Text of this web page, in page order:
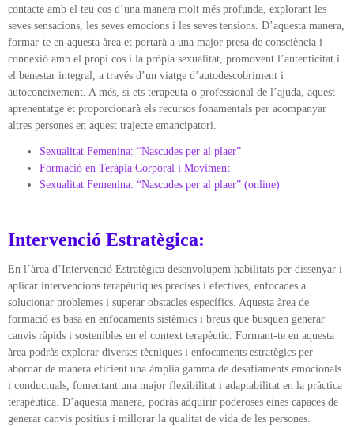
contacte amb el teu cos d’una manera molt més profunda, explorant les
seves sensacions, les seves emocions i les seves tensions. D’aquesta manera,
formar-te en aquesta àrea et portarà a una major presa de consciència i
connexió amb el propi cos i la pròpia sexualitat, promovent l’autenticitat i
el benestar integral, a través d’un viatge d’autodescobriment i
autoconeixement. A més, si ets terapeuta o professional de l’ajuda, aquest
aprenentatge et proporcionarà els recursos fonamentals per acompanyar
altres persones en aquest trajecte emancipatori.
Sexualitat Femenina: “Nascudes per al plaer”
Formació en Teràpia Corporal i Moviment
Sexualitat Femenina: “Nascudes per al plaer” (online)
Intervenció Estratègica:
En l’àrea d’Intervenció Estratègica desenvolupem habilitats per dissenyar i
aplicar intervencions terapèutiques precises i efectives, enfocades a
solucionar problemes i superar obstacles específics. Aquesta àrea de
formació es basa en enfocaments sistèmics i breus que busquen generar
canvis ràpids i sostenibles en el context terapèutic. Formant-te en aquesta
àrea podràs explorar diverses tècniques i enfocaments estratègics per
abordar de manera eficient una àmplia gamma de desafiaments emocionals
i conductuals, fomentant una major flexibilitat i adaptabilitat en la pràctica
terapèutica. D’aquesta manera, podràs adquirir poderoses eines capaces de
generar canvis positius i millorar la qualitat de vida de les persones.